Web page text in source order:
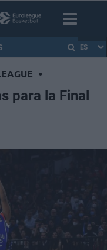
ES
•
para la Final